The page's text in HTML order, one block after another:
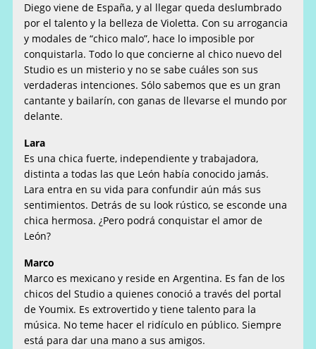
Diego viene de España, y al llegar queda deslumbrado
por el talento y la belleza de Violetta. Con su arrogancia
y modales de “chico malo”, hace lo imposible por
conquistarla. Todo lo que concierne al chico nuevo del
Studio es un misterio y no se sabe cuáles son sus
verdaderas intenciones. Sólo sabemos que es un gran
cantante y bailarín, con ganas de llevarse el mundo por
delante.
Lara
Es una chica fuerte, independiente y trabajadora,
distinta a todas las que León había conocido jamás.
Lara entra en su vida para confundir aún más sus
sentimientos. Detrás de su look rústico, se esconde una
chica hermosa. ¿Pero podrá conquistar el amor de
León?
Marco
Marco es mexicano y reside en Argentina. Es fan de los
chicos del Studio a quienes conoció a través del portal
de Youmix. Es extrovertido y tiene talento para la
música. No teme hacer el ridículo en público. Siempre
está para dar una mano a sus amigos.